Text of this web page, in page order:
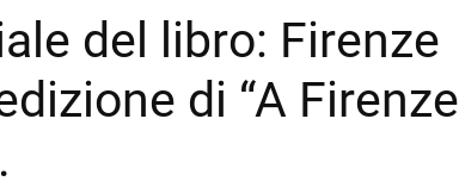
del libro: Firenze
di “A Firenze